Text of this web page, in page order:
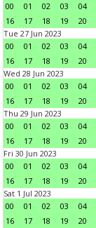
00
01 02 03 04
16
17 18 19 20
Tue 27 Jun 2023
00
01 02 03 04
16
17 18 19 20
Wed 28 Jun 2023
00
01 02 03 04
16
17 18 19 20
Thu 29 Jun 2023
00
01 02 03 04
16
17 18 19 20
Fri 30 Jun 2023
00
01 02 03 04
16
17 18 19 20
Sat 1 Jul 2023
00
01 02 03 04
16
17 18 19 20